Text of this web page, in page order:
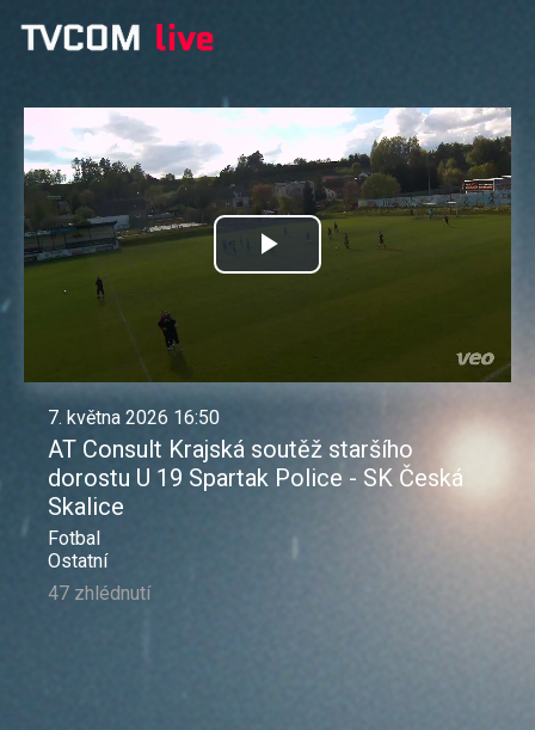
Přehrát
7. května 2026 16:50
AT Consult Krajská soutěž staršího
dorostu U 19 Spartak Police - SK Česká
Skalice
Fotbal
Ostatní
47 zhlédnutí